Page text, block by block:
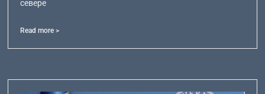
севере
Read more >